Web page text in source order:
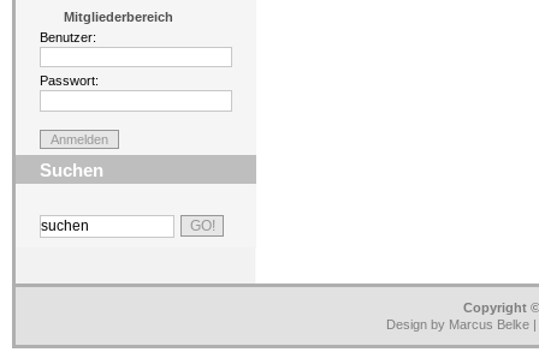
Mitgliederbereich
Benutzer:
Passwort:
Suchen
Copyright
Design by Marcus Belke